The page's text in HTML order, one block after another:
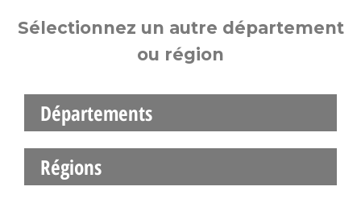
Sélectionnez un autre département
ou région
Départements
Régions